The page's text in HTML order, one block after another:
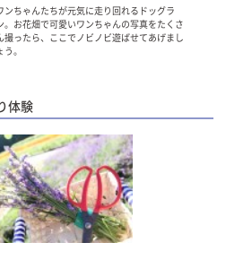
ンちゃんたちが元気に走り回れるドッグラ
。お花畑で可愛いワンちゃんの写真をたくさ
撮ったら、ここでノビノビ遊ばせてあげまし
う。
体験